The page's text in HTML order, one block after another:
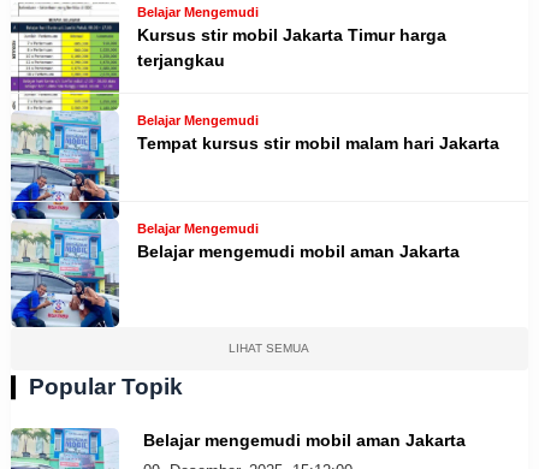
Belajar Mengemudi
Kursus stir mobil Jakarta Timur harga
terjangkau
Belajar Mengemudi
Tempat kursus stir mobil malam hari Jakarta
Belajar Mengemudi
Belajar mengemudi mobil aman Jakarta
LIHAT SEMUA
Popular Topik
Belajar mengemudi mobil aman Jakarta